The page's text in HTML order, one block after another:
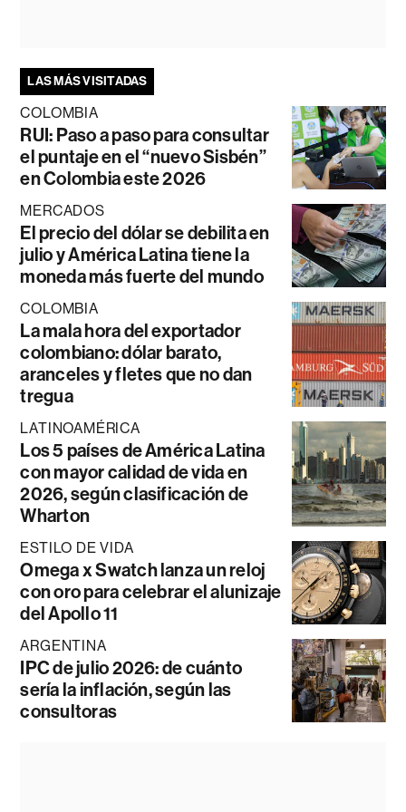
LAS MÁS VISITADAS
COLOMBIA
RUI: Paso a paso para consultar
el puntaje en el “nuevo Sisbén”
en Colombia este 2026
MERCADOS
El precio del dólar se debilita en
julio y América Latina tiene la
moneda más fuerte del mundo
COLOMBIA
La mala hora del exportador
colombiano: dólar barato,
aranceles y fletes que no dan
tregua
LATINOAMÉRICA
Los 5 países de América Latina
con mayor calidad de vida en
2026, según clasificación de
Wharton
ESTILO DE VIDA
Omega x Swatch lanza un reloj
con oro para celebrar el alunizaje
del Apollo 11
ARGENTINA
IPC de julio 2026: de cuánto
sería la inflación, según las
consultoras